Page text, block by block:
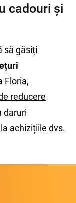
cadouri și
să găsiți
Floria,
reducere
daruri
achizițiile dvs.